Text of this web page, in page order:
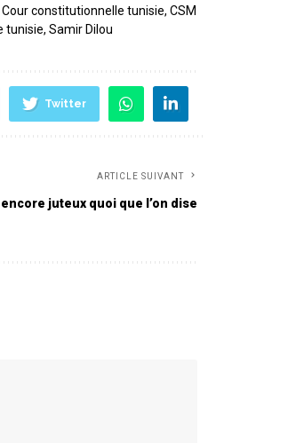
Cour constitutionnelle tunisie, CSM
tunisie, Samir Dilou
Twitter
ARTICLE SUIVANT
juteux quoi que l’on dise